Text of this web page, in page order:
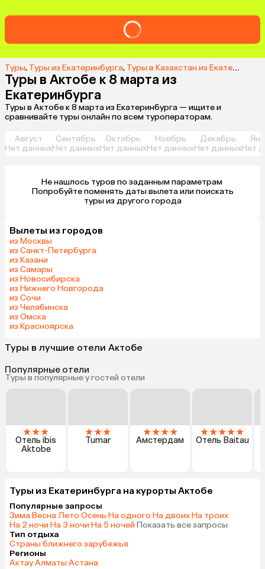
Туры, Туры из Екатеринбурга, Туры в Казахстан из Екатеринбурга
Туры в Актобе к 8 марта из
Екатеринбурга
Туры в Актобе к 8 марта из Екатеринбурга — ищите и
сравнивайте туры онлайн по всем туроператорам.
Август
Нет данных
Сентябрь
Нет данных
Октябрь
Нет данных
Ноябрь
Нет данных
Декабрь
Нет данныхНет
Не нашлось туров по заданным параметрам
туры из другого города
Вылеты из городов
из Москвы
из Санкт-Петербурга
из Казани
из Самары
из Новосибирска
из Нижнего Новгорода
из Сочи
из Челябинска
из Омска
из Красноярска
Туры в лучшие отели Актобе
Популярные отели
Туры в популярные у гостей отели
★★★
Отель ibis
Aktobe
★★★
Tumar
★★★★
Амстердам
★★★★★
Отель Baitau
Туры из Екатеринбурга на курорты Актобе
Популярные запросы
Зима·Весна·Лето·Осень·На одного·На двоих·На троих·
На 2 ночи·На 3 ночи·На 5 ночей·Показать все запросы
Тип отдыха
Страны ближнего зарубежья
Регионы
Актау·Алматы·Астана